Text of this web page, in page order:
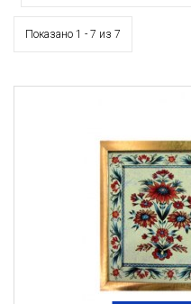
Показано 1 - 7 из 7